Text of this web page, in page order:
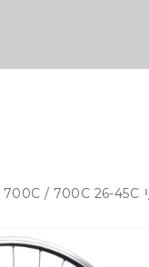
700C / 700C 26-45C